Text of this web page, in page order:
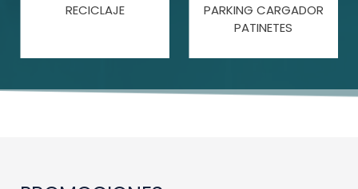
RECICLAJE
PARKING CARGADOR
PATINETES